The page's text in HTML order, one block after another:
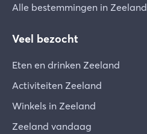
Alle bestemmingen in Zeeland
Veel bezocht
Eten en drinken Zeeland
Activiteiten Zeeland
Winkels in Zeeland
Zeeland vandaag